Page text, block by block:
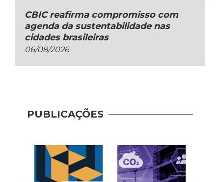
CBIC reafirma compromisso com
agenda da sustentabilidade nas
cidades brasileiras
06/08/2026
PUBLICAÇÕES